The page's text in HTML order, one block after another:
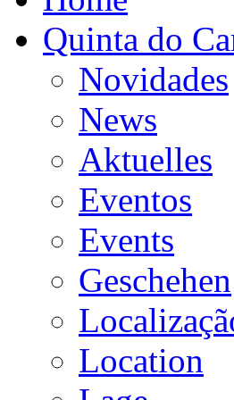
Quinta do
Novidades
News
Aktuelles
Eventos
Events
Geschehen
Location